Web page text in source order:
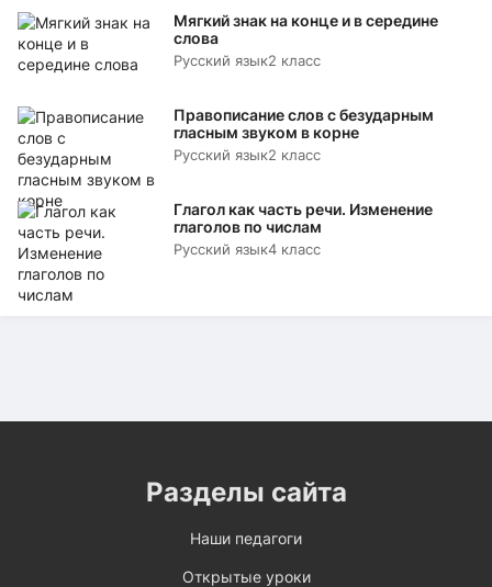
Мягкий знак на конце и в середине
слова
Русский язык2 класс
Правописание слов с безударным
гласным звуком в корне
Русский язык2 класс
Глагол как часть речи. Изменение
глаголов по числам
Русский язык4 класс
Разделы сайта
Наши педагоги
Открытые уроки